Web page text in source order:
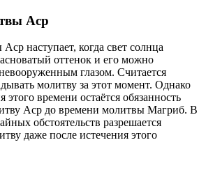
Аср
наступает, когда свет солнца
оттенок и его можно
глазом. Считается
молитву за этот момент. Однако
этого времени остаётся обязанность
Аср до времени молитвы Магриб. В
обстоятельств разрешается
даже после истечения этого